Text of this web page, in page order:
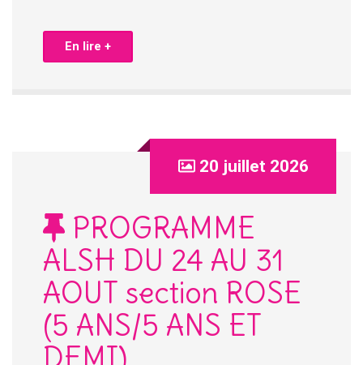
En lire +
20 juillet 2026
PROGRAMME
ALSH DU 24 AU 31
AOUT section ROSE
(5 ANS/5 ANS ET